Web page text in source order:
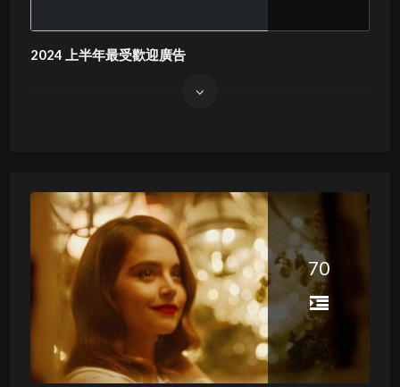
2024 上半年最受歡迎廣告
70